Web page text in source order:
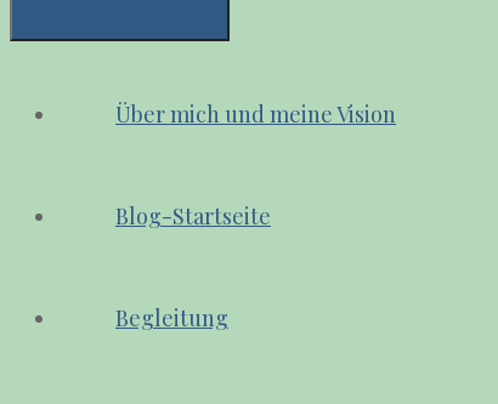
Über mich und meine Vision
Blog-Startseite
Begleitung